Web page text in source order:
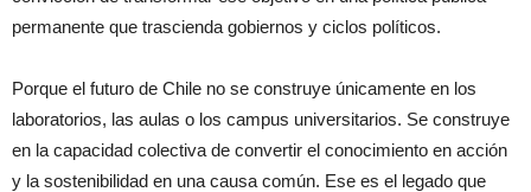
permanente que trascienda gobiernos y ciclos políticos.
Porque el futuro de Chile no se construye únicamente en los
laboratorios, las aulas o los campus universitarios. Se construye
en la capacidad colectiva de convertir el conocimiento en acción
y la sostenibilidad en una causa común. Ese es el legado que